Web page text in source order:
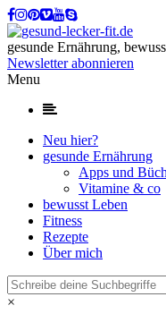
gesunde Ernährung,
Newsletter abonnieren
Menu
Neu hier?
gesunde Ernährung
Apps und
Vitamine & co
bewusst Leben
Fitness
Rezepte
Über mich
×